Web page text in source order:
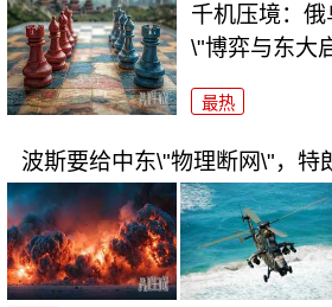
千机压境：
\"博弈与东大
最热
波斯要给中东\"物理断网\"，特